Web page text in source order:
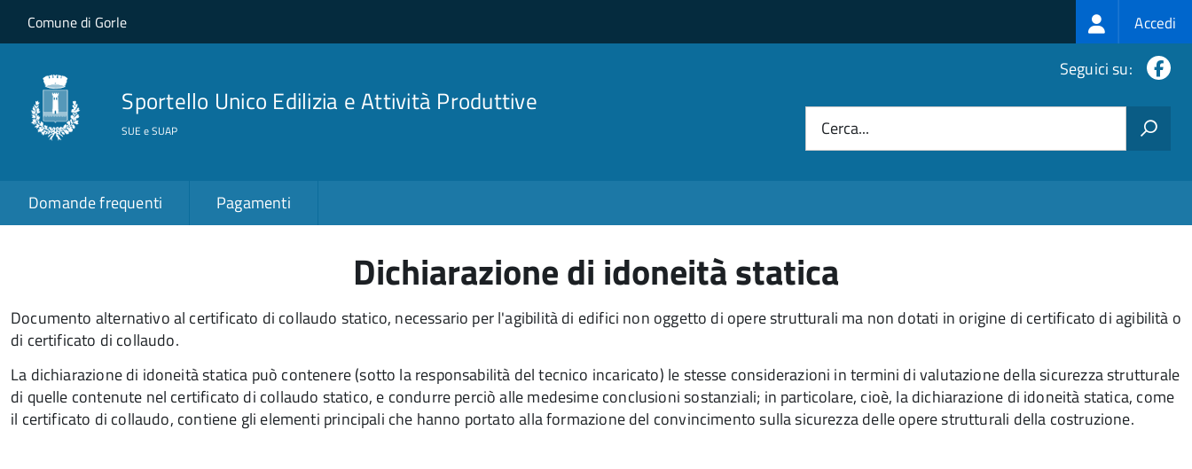
Salta al contenuto principale
Skip to site navigation
Comune di Gorle Login
menu
Accedi
Sportello Unico Edilizia e Attività Produttive
SUE e SUAP
Seguici su:
Cerca...
Domande frequenti Pagamenti
Dichiarazione di idoneità statica
Documento alternativo al certificato di collaudo statico, necessario per l'agibilità di edifici non oggetto di opere strutturali ma non dotati in origine di certificato di agibilità o
di certificato di collaudo.
La dichiarazione di idoneità statica può contenere (sotto la responsabilità del tecnico incaricato) le stesse considerazioni in termini di valutazione della sicurezza strutturale
di quelle contenute nel certificato di collaudo statico, e condurre perciò alle medesime conclusioni sostanziali; in particolare, cioè, la dichiarazione di idoneità statica, come
il certificato di collaudo, contiene gli elementi principali che hanno portato alla formazione del convincimento sulla sicurezza delle opere strutturali della costruzione.